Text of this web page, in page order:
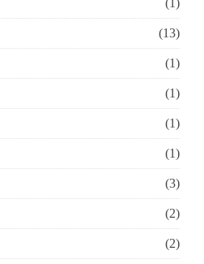
(1)
(13)
(1)
(1)
(1)
(1)
(3)
(2)
(2)